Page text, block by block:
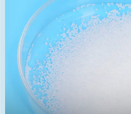
FlokulATORY pomagają
cząstki i nieczystości z
lub wody pitnej,
drobnych cząstek w